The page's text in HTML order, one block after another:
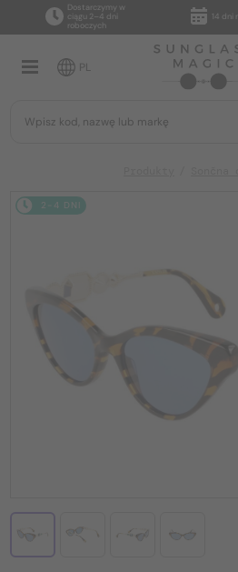
Dostarczymy w
ciągu 2–4 dni
roboczych
14 dni
PL
2-4 DNI